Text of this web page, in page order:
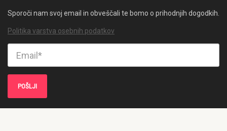
Sporoči nam svoj email in obveščali te bomo o prihodnjih dogodkih.
Politika varstva osebnih podatkov